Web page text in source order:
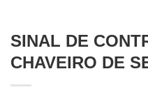
SINAL DE
CHAVEIRO DE